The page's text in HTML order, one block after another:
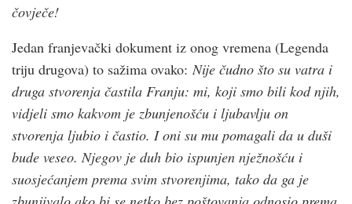
čovječe!
Jedan franjevački dokument iz onog vremena (Legenda
triju drugova) to sažima ovako: Nije čudno što su vatra i
druga stvorenja častila Franju: mi, koji smo bili kod njih,
vidjeli smo kakvom je zbunjenošću i ljubavlju on
stvorenja ljubio i častio. I oni su mu pomagali da u duši
bude veseo. Njegov je duh bio ispunjen nježnošću i
suosjećanjem prema svim stvorenjima, tako da ga je